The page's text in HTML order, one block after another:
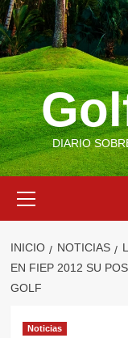
Saltar
al
contenido
DIARIO
primario
INICIO NOTICIAS
EN FIEP 2012 SU
GOLF
Noticias